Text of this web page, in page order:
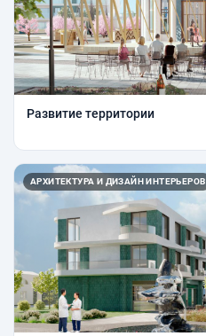
Развитие территории
АРХИТЕКТУРА И ДИЗАЙН ИНТЕРЬЕРОВ